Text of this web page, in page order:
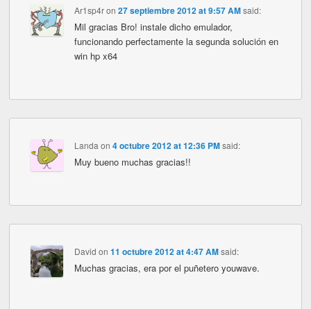
Ar1sp4ron 27 septiembre 2012 at 9:57 AM said:
Mil gracias Bro! instale dicho emulador,
funcionando perfectamente la segunda solución en
win hp x64
Landa on 4 octubre 2012 at 12:36 PM said:
Muy bueno muchas gracias!!
David on 11 octubre 2012 at 4:47 AM said:
Muchas gracias, era por el puñetero youwave.